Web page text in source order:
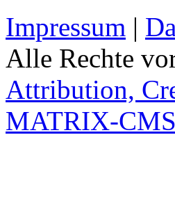
Impressum |
Alle Rechte
Attribution,
MATRIX-CMS